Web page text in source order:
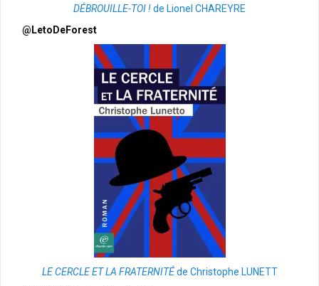
DÉBROUILLE-TOI !de Lionel CHAREYRE
@LetoDeForest
LE CERCLE ET LA FRATERNITÉde Christophe LUNETT